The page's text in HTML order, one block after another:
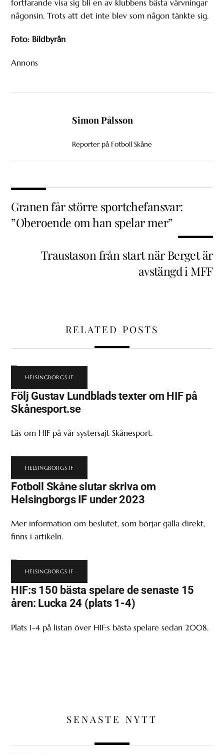
fortfarande visa sig bli en av klubbens bästa värvningar
någonsin. Trots att det inte blev som någon tänkte sig.
Foto: Bildbyrån
Annons
Simon Pålsson
Reporter på Fotboll Skåne
Granen får större sportchefansvar:
”Oberoende om han spelar mer”
Traustason från start när Berget är
avstängd i MFF
RELATED POSTS
HELSINGBORGS IF
Följ Gustav Lundblads texter om HIF på
Skånesport.se
Läs om HIF på vår systersajt Skånesport.
HELSINGBORGS IF
Fotboll Skåne slutar skriva om
Helsingborgs IF under 2023
Mer information om beslutet, som börjar gälla direkt,
finns i artikeln.
HELSINGBORGS IF
HIF:s 150 bästa spelare de senaste 15
åren: Lucka 24 (plats 1-4)
Plats 1-4 på listan över HIF:s bästa spelare sedan 2008.
SENASTE NYTT